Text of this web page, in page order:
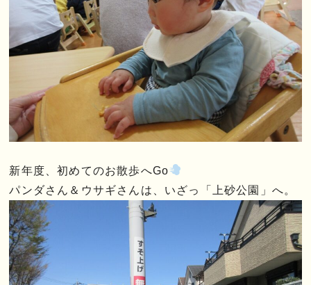
新年度、初めてのお散歩へGo
パンダさん＆ウサギさんは、いざっ「上砂公園」へ。